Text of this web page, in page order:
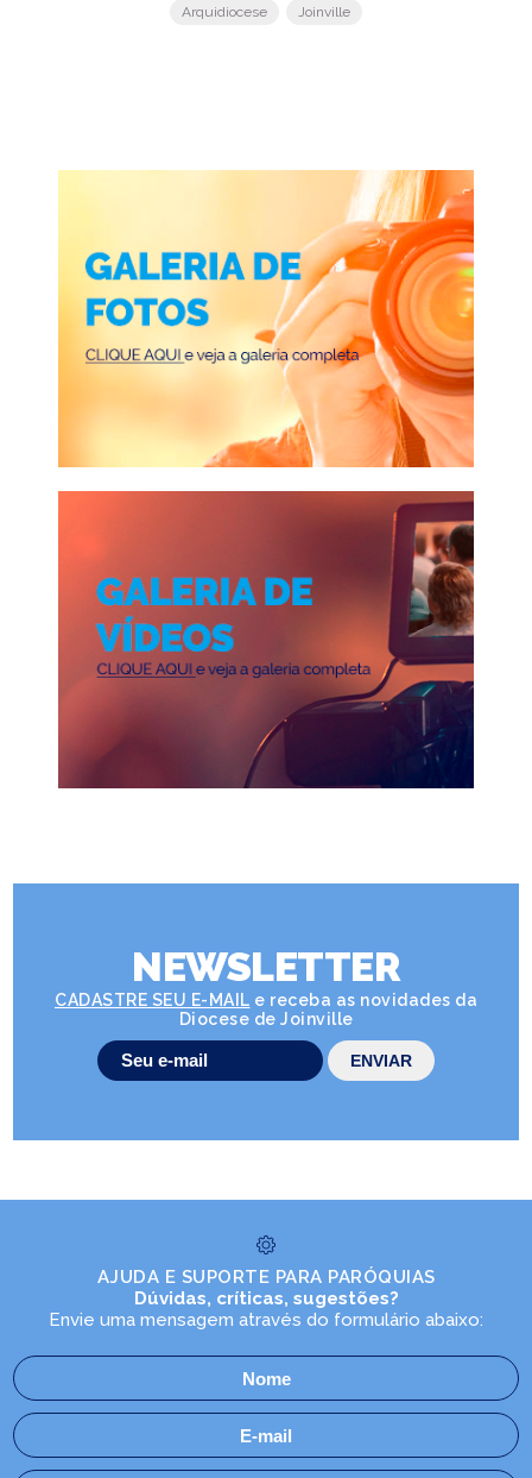
Arquidiocese Joinville
NEWSLETTER
CADASTRE SEU E-MAIL e receba as novidades da
Diocese de Joinville
AJUDA E SUPORTE PARA PARÓQUIAS
Dúvidas, críticas, sugestões?
Envie uma mensagem através do formulário abaixo: